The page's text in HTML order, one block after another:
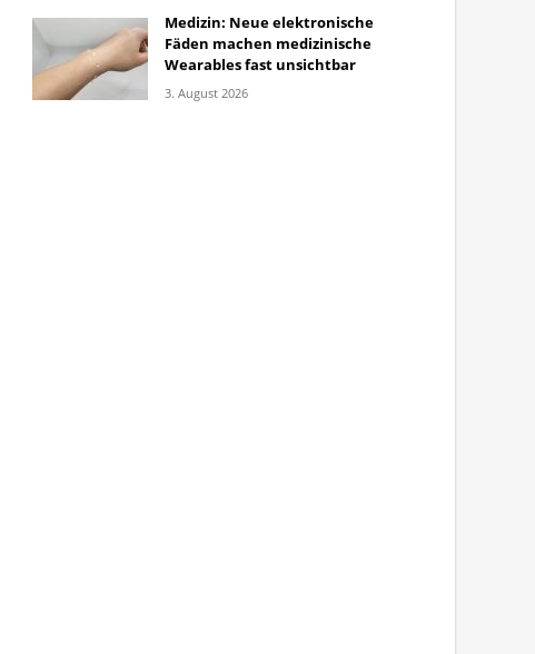
Medizin: Neue elektronische
Fäden machen medizinische
Wearables fast unsichtbar
3. August 2026